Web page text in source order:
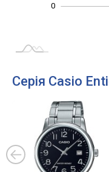
0
Серія Casio